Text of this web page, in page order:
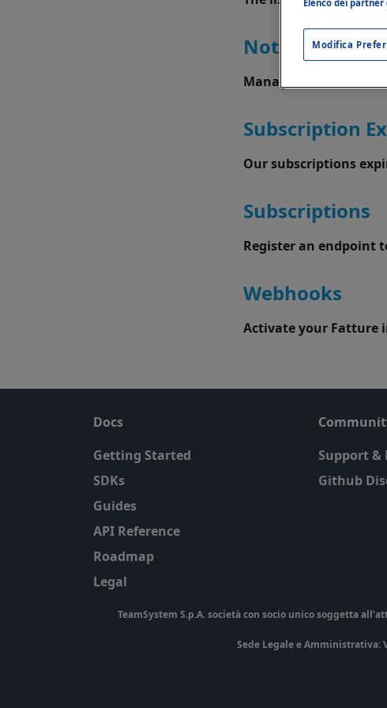
Notifications
Manage the
Subscription
Our subscriptions
Subscriptions
Register an endpoint
Webhooks
Activate your Fatture
Docs
Getting Started
SDKs
Guides
API Reference
Roadmap
Legal
Support &
Github
TeamSystem S.p.A. società con socio unico soggetta
Sede Legale e Amministrativa:
Elenco dei
Modifica